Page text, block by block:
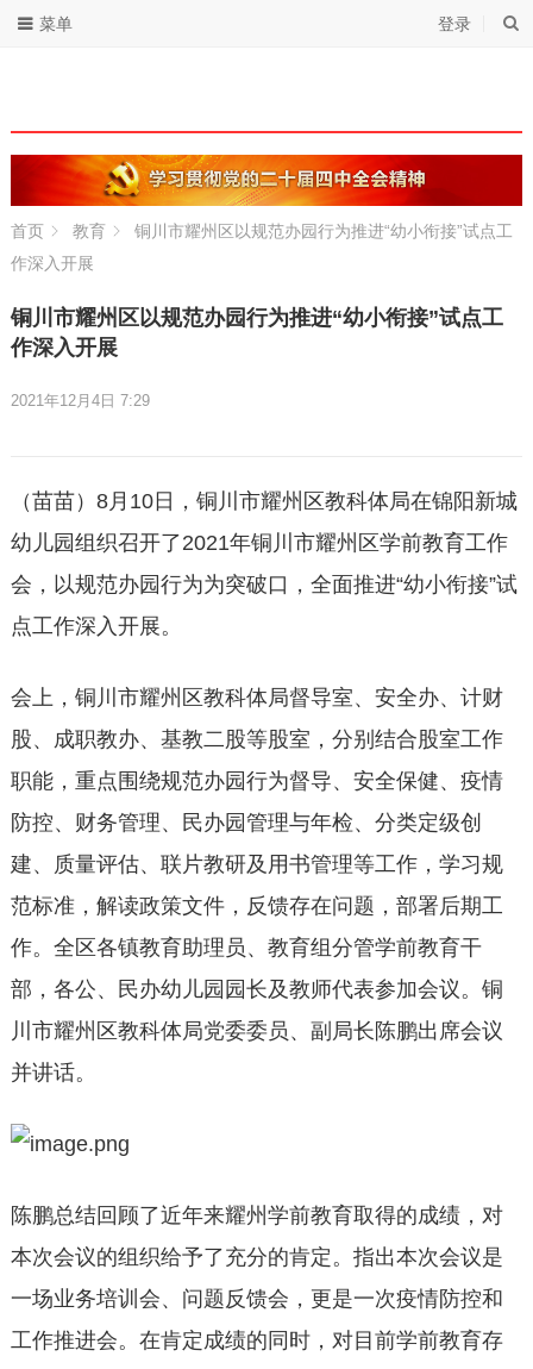
登录
菜单
首页 教育
铜川市耀州区以规范办园行为推进“幼小衔接”试点工
作深入开展
铜川市耀州区以规范办园行为推进“幼小衔接”试点工
作深入开展
2021年12月4日 7:29
（苗苗）8月10日，铜川市耀州区教科体局在锦阳新城
幼儿园组织召开了2021年铜川市耀州区学前教育工作
会，以规范办园行为为突破口，全面推进“幼小衔接”试
点工作深入开展。
会上，铜川市耀州区教科体局督导室、安全办、计财
股、成职教办、基教二股等股室，分别结合股室工作
职能，重点围绕规范办园行为督导、安全保健、疫情
防控、财务管理、民办园管理与年检、分类定级创
建、质量评估、联片教研及用书管理等工作，学习规
范标准，解读政策文件，反馈存在问题，部署后期工
作。全区各镇教育助理员、教育组分管学前教育干
部，各公、民办幼儿园园长及教师代表参加会议。铜
川市耀州区教科体局党委委员、副局长陈鹏出席会议
并讲话。
陈鹏总结回顾了近年来耀州学前教育取得的成绩，对
本次会议的组织给予了充分的肯定。指出本次会议是
一场业务培训会、问题反馈会，更是一次疫情防控和
工作推进会。在肯定成绩的同时，对目前学前教育存